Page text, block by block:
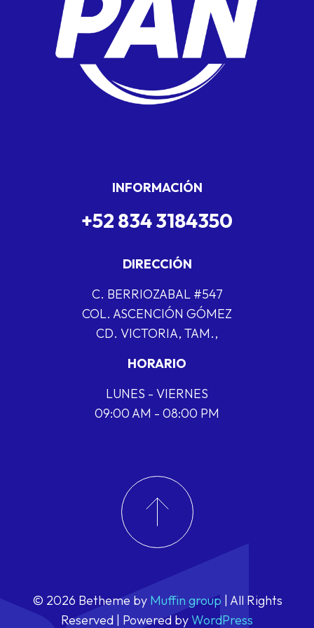
INFORMACIÓN
+52 834 3184350
DIRECCIÓN
C. BERRIOZABAL #547
COL. ASCENCIÓN GÓMEZ
CD. VICTORIA, TAM.,
HORARIO
LUNES - VIERNES
09:00 AM - 08:00 PM
© 2026 Betheme by Muffin group | All Rights
Reserved | Powered byWordPress